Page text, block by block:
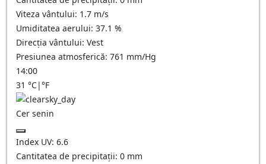
Viteza vântului: 1.7 m/s
Umiditatea aerului: 37.1 %
Direcția vântului: Vest
Presiunea atmosferică: 761 mm/Hg
14:00
31 °C|°F
Cer senin
Index UV: 6.6
Cantitatea de precipitații: 0 mm